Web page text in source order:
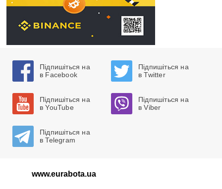
Підпишіться на
в Facebook
Підпишіться на
в Twitter
Підпишіться на
в YouTube
Підпишіться на
в Viber
Підпишіться на
в Telegram
www.eurabota.ua